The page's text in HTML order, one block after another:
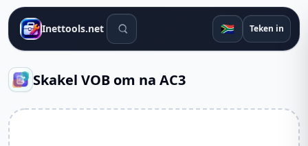
Inettools.net Soek gereedskap 🇿🇦 Teken in
Skakel VOB om na AC3